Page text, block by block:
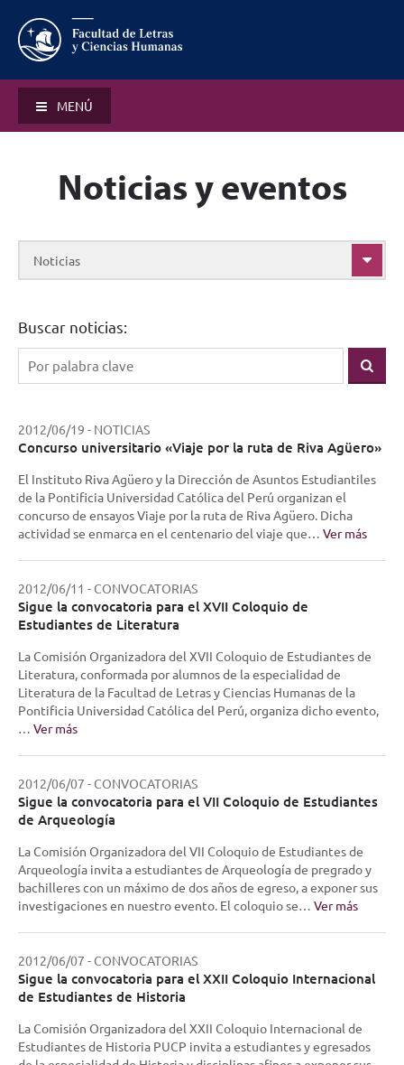
MENÚ
Noticias y eventos
Noticias
Buscar noticias:
2012/06/19 - NOTICIAS
Concurso universitario «Viaje por la ruta de Riva Agüero»
El Instituto Riva Agüero y la Dirección de Asuntos Estudiantiles
de la Pontificia Universidad Católica del Perú organizan el
concurso de ensayos Viaje por la ruta de Riva Agüero. Dicha
actividad se enmarca en el centenario del viaje que… Ver más
2012/06/11 - CONVOCATORIAS
Sigue la convocatoria para el XVII Coloquio de
Estudiantes de Literatura
La Comisión Organizadora del XVII Coloquio de Estudiantes de
Literatura, conformada por alumnos de la especialidad de
Literatura de la Facultad de Letras y Ciencias Humanas de la
Pontificia Universidad Católica del Perú, organiza dicho evento,
… Ver más
2012/06/07 - CONVOCATORIAS
Sigue la convocatoria para el VII Coloquio de Estudiantes
de Arqueología
La Comisión Organizadora del VII Coloquio de Estudiantes de
Arqueología invita a estudiantes de Arqueología de pregrado y
bachilleres con un máximo de dos años de egreso, a exponer sus
investigaciones en nuestro evento. El coloquio se… Ver más
2012/06/07 - CONVOCATORIAS
Sigue la convocatoria para el XXII Coloquio Internacional
de Estudiantes de Historia
La Comisión Organizadora del XXII Coloquio Internacional de
Estudiantes de Historia PUCP invita a estudiantes y egresados